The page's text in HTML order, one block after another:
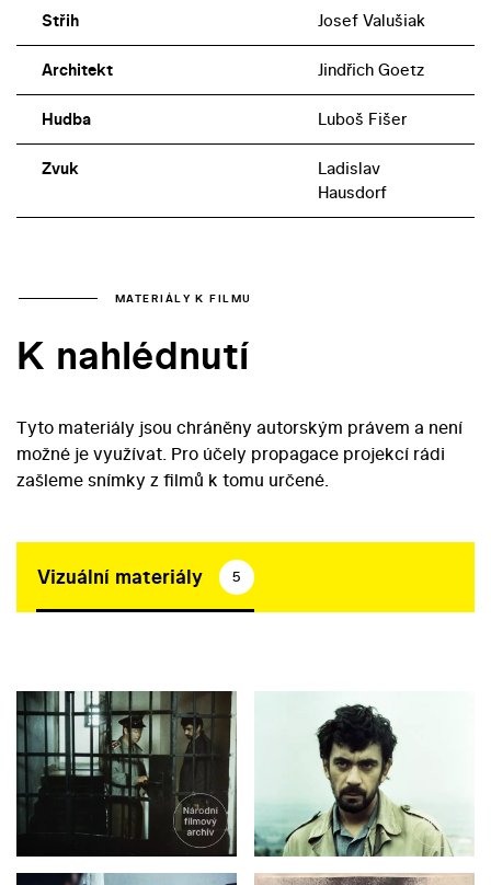
Střih Josef Valušiak
Architekt Jindřich Goetz
Hudba Luboš Fišer
Zvuk
Ladislav
Hausdorf
MATERIÁLY K FILMU
K nahlédnutí
Tyto materiály jsou chráněny autorským právem a není
možné je využívat. Pro účely propagace projekcí rádi
zašleme snímky z filmů k tomu určené.
Vizuální materiály 5